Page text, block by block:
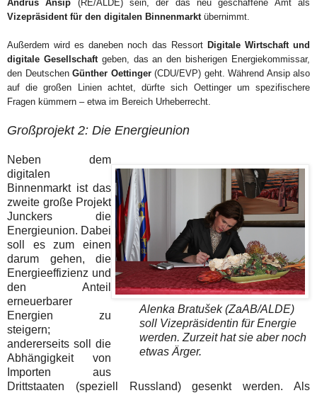
Andrus Ansip (RE/ALDE) sein, der das neu geschaffene Amt als
Vizepräsident für den digitalen Binnenmarkt übernimmt.
Außerdem wird es daneben noch das Ressort Digitale Wirtschaft und
digitale Gesellschaft geben, das an den bisherigen Energiekommissar,
den Deutschen Günther Oettinger(CDU/EVP) geht. Während Ansip also
auf die großen Linien achtet, dürfte sich Oettinger um spezifischere
Fragen kümmern – etwa im Bereich Urheberrecht.
Großprojekt 2: Die Energieunion
Alenka Bratušek (ZaAB/ALDE)
soll Vizepräsidentin fürEnergie
werden. Zurzeit hat sie aber noch
etwas Ärger.
Neben dem
digitalen
Binnenmarkt ist das
zweite große Projekt
Junckers die
Energieunion. Dabei
soll es zum einen
darum gehen, die
Energieeffizienz und
den Anteil
erneuerbarer
Energien zu
steigern;
andererseits soll die
Abhängigkeit von
Importen aus
Drittstaaten (speziell Russland) gesenkt werden. Als